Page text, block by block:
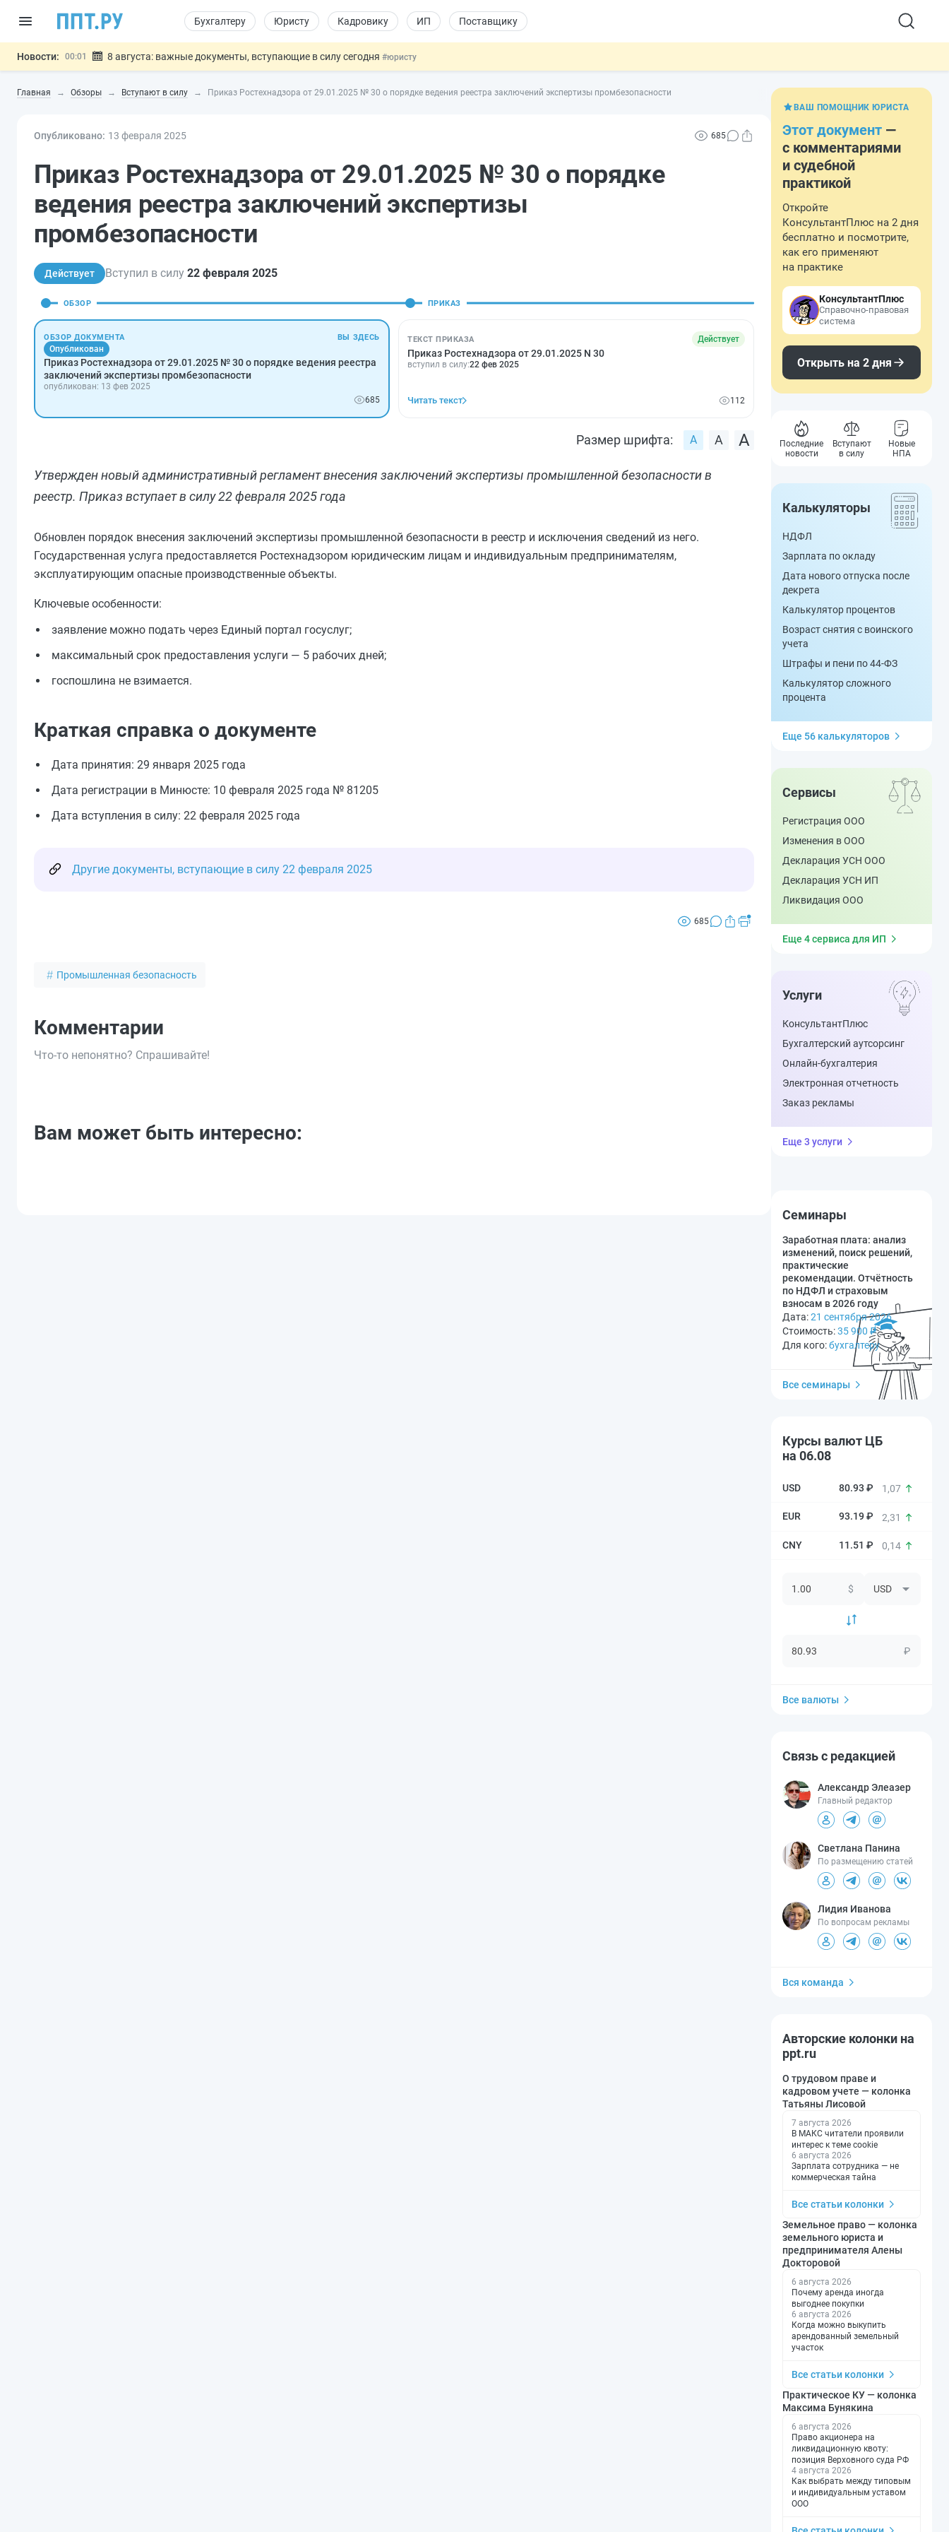
Бухгалтеру Юристу Кадровику ИП Поставщику
Новости: 00:01 8 августа: важные документы, вступающие в силу сегодня #юристу
07.08 Дистанционную работу беременных пропишут в ТК РФ#кадровику
07.08
Важно Разработают единые критерии трудовых и ГПХ-отношений
Главная Обзоры Вступают в силу Приказ Ростехнадзора от 29.01.2025 № 30 о порядке ведения реестра заключений экспертизы промбезопасности
Опубликовано: 13 февраля 2025 685
Приказ Ростехнадзора от 29.01.2025 № 30 о порядке
ведения реестра заключений экспертизы
промбезопасности
Действует Вступил в силу 22 февраля 2025
ОБЗОР
ОБЗОР ДОКУМЕНТА ВЫ ЗДЕСЬ
Опубликован
Приказ Ростехнадзора от 29.01.2025 № 30 о порядке ведения реестра
заключений экспертизы промбезопасности
опубликован: 13 фев 2025
685
ПРИКАЗ
ТЕКСТ ПРИКАЗА Действует
Приказ Ростехнадзора от 29.01.2025 N 30
вступил в силу:22 фев 2025
Читать текст 112
Размер шрифта:
Утвержден новый административный регламент внесения заключений экспертизы промышленной безопасности в
реестр. Приказ вступает в силу 22 февраля 2025 года
Обновлен порядок внесения заключений экспертизы промышленной безопасности в реестр и исключения сведений из него.
Государственная услуга предоставляется Ростехнадзором юридическим лицам и индивидуальным предпринимателям,
эксплуатирующим опасные производственные объекты.
Ключевые особенности:
заявление можно подать через Единый портал госуслуг;
максимальный срок предоставления услуги — 5 рабочих дней;
госпошлина не взимается.
Краткая справка о документе
Дата принятия: 29 января 2025 года
Дата регистрации в Минюсте: 10 февраля 2025 года № 81205
Дата вступления в силу: 22 февраля 2025 года
Другие документы, вступающие в силу 22 февраля 2025
685
Промышленная безопасность
Комментарии
Что-то непонятно? Спрашивайте!
Вам может быть интересно:
ВАШ ПОМОЩНИК ЮРИСТА
Этот документ —
с комментариями
и судебной
практикой
Откройте
КонсультантПлюс на 2 дня
бесплатно и посмотрите,
как его применяют
на практике
КонсультантПлюс
Справочно-правовая
система
Открыть на 2 дня
Последние
новости
Вступают
в силу
Новые
НПА
Калькуляторы
НДФЛ
Зарплата по окладу
Дата нового отпуска после
декрета
Калькулятор процентов
Возраст снятия с воинского
учета
Штрафы и пени по 44-ФЗ
Калькулятор сложного
процента
Еще 56 калькуляторов
Сервисы
Регистрация ООО
Изменения в ООО
Декларация УСН ООО
Декларация УСН ИП
Ликвидация ООО
Еще 4 сервиса для ИП
Услуги
КонсультантПлюс
Бухгалтерский аутсорсинг
Онлайн-бухгалтерия
Электронная отчетность
Заказ рекламы
Еще 3 услуги
Семинары
Заработная плата: анализ
изменений, поиск решений,
практические
рекомендации. Отчётность
по НДФЛ и страховым
взносам в 2026 году
Дата:21 сентября 2026
Стоимость:35 900 ₽
Для кого:бухгалтеру
Все семинары
Курсы валют ЦБ
на 06.08
80.93 ₽ 1,07
93.19 ₽ 2,31
11.51 ₽ 0,14
$
₽
Все валюты
Связь с редакцией
Александр Элеазер
Главный редактор
Светлана Панина
По размещению статей
Лидия Иванова
По вопросам рекламы
Вся команда
Авторские колонки на
ppt.ru
О трудовом праве и
кадровом учете — колонка
Татьяны Лисовой
7 августа 2026
В МАКС читатели проявили
интерес к теме cookie
6 августа 2026
Зарплата сотрудника — не
коммерческая тайна
Все статьи колонки
Земельное право — колонка
земельного юриста и
предпринимателя Алены
Докторовой
6 августа 2026
Почему аренда иногда
выгоднее покупки
6 августа 2026
Когда можно выкупить
арендованный земельный
участок
Все статьи колонки
Практическое КУ — колонка
Максима Бунякина
6 августа 2026
Право акционера на
ликвидационную квоту:
позиция Верховного суда РФ
4 августа 2026
Как выбрать между типовым
и индивидуальным уставом
ООО